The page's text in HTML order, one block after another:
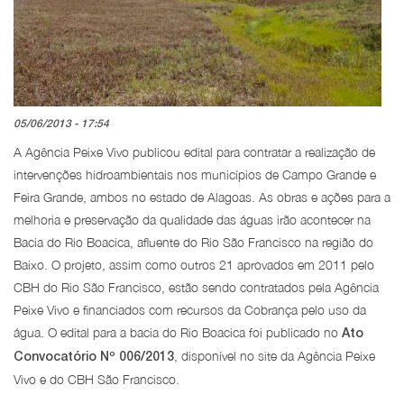
05/06/2013 - 17:54
A Agência Peixe Vivo publicou edital para contratar a realização de
intervenções hidroambientais nos municípios de Campo Grande e
Feira Grande, ambos no estado de Alagoas. As obras e ações para a
melhoria e preservação da qualidade das águas irão acontecer na
Bacia do Rio Boacica, afluente do Rio São Francisco na região do
Baixo. O projeto, assim como outros 21 aprovados em 2011 pelo
CBH do Rio São Francisco, estão sendo contratados pela Agência
Peixe Vivo e financiados com recursos da Cobrança pelo uso da
água. O edital para a bacia do Rio Boacica foi publicado no Ato
Convocatório Nº 006/2013 , disponível no site da Agência Peixe
Vivo e do CBH São Francisco.